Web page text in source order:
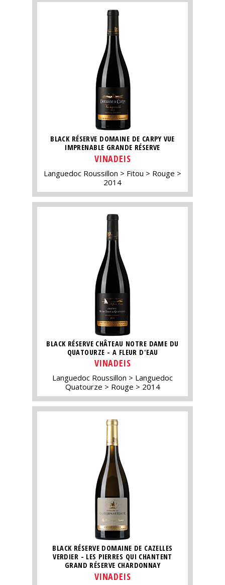
BLACK RÉSERVE DOMAINE DE CARPY VUE
IMPRENABLE GRANDE RÉSERVE
VINADEIS
Languedoc Roussillon Fitou
Rouge
2014
BLACK RÉSERVE CHÂTEAU NOTRE DAME DU
QUATOURZE - A FLEUR D'EAU
VINADEIS
Languedoc Roussillon
Languedoc
Quatourze
Rouge 2014
BLACK RÉSERVE DOMAINE DE CAZELLES
VERDIER - LES PIERRES QUI CHANTENT
GRAND RÉSERVE CHARDONNAY
VINADEIS